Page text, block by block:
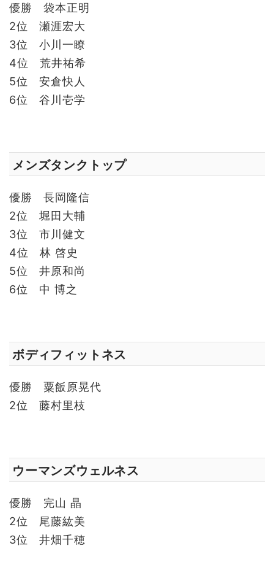
優勝 袋本正明
2位 瀬涯宏大
3位 小川一瞭
4位 荒井祐希
5位 安倉快人
6位 谷川壱学
メンズタンクトップ
優勝 長岡隆信
2位 堀田大輔
3位 市川健文
4位 林 啓史
5位 井原和尚
6位 中 博之
ボディフィットネス
優勝 粟飯原晃代
2位 藤村里枝
ウーマンズウェルネス
優勝 完山 晶
2位 尾藤紘美
3位 井畑千穂